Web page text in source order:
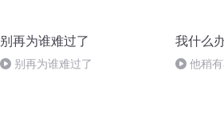
别再为谁难过了
别再为谁难过了
我什么
他稍